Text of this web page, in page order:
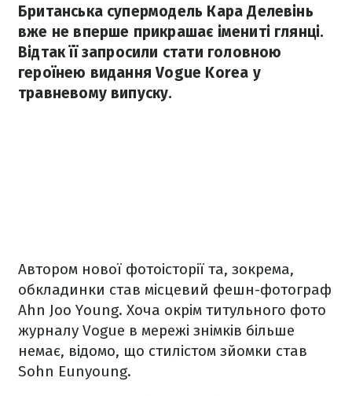
Британська супермодель Кара Делевінь
вже не вперше прикрашає імениті глянці.
Відтак її запросили стати головною
героїнею видання Vogue Korea у
травневому випуску.
Автором нової фотоісторії та, зокрема,
обкладинки став місцевий фешн-фотограф
Ahn Joo Young. Хоча окрім титульного фото
журналу Vogue в мережі знімків більше
немає, відомо, що стилістом зйомки став
Sohn Eunyoung.